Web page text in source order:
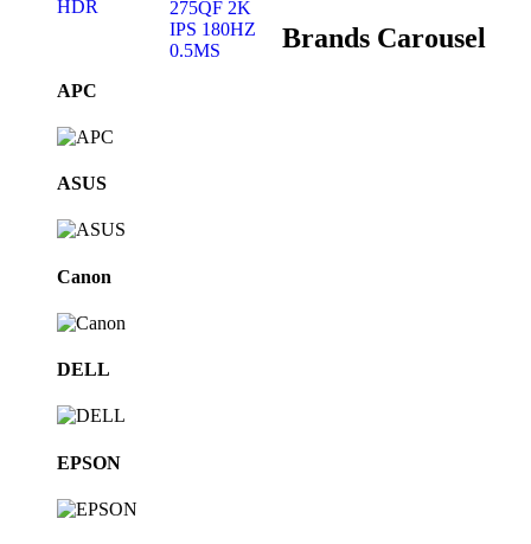
Brands Carousel
APC
ASUS
Canon
DELL
EPSON